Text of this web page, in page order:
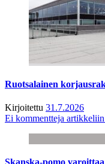
Ruotsalainen
Kirjoitettu 31.7.2026
Ei kommentteja artikkeliin